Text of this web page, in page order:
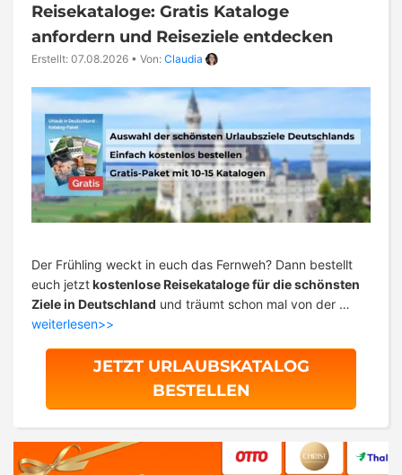
Reisekataloge: Gratis Kataloge
anfordern und Reiseziele entdecken
Erstellt: 07.08.2026 • Von: Claudia
Der Frühling weckt in euch das Fernweh? Dann bestellt
euch jetztkostenlose Reisekataloge für die schönsten
Ziele in Deutschland und träumt schon mal von der …
weiterlesen>>
JETZT URLAUBSKATALOG
BESTELLEN